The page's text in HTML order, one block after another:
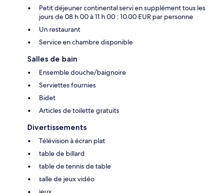
Petit déjeuner continental servi en supplément tous les
jours de 08 h 00 à 11 h 00 : 10.00 EUR par personne
Un restaurant
Service en chambre disponible
Salles de bain
Ensemble douche/baignoire
Serviettes fournies
Bidet
Articles de toilette gratuits
Divertissements
Télévision à écran plat
table de billard
table de tennis de table
salle de jeux vidéo